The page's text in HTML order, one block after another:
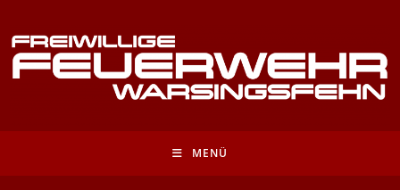
Inhalt
springen
MENÜ